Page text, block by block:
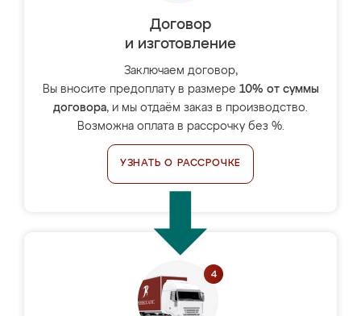
Договор
и изготовление
Заключаем договор,
Вы вносите предоплату в размере 10% от суммы
договора, и мы отдаём заказ в производство.
Возможна оплата в рассрочку без %.
УЗНАТЬ О РАССРОЧКЕ